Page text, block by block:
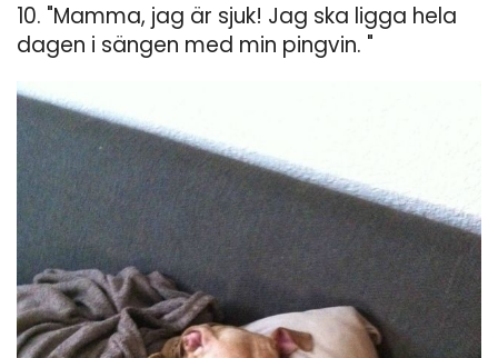
10. "Mamma, jag är sjuk! Jag ska ligga hela
dagen i sängen med min pingvin. "